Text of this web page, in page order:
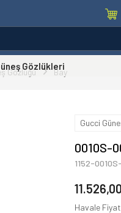
Gözlükleri
Gözlüğü Bay
Gucci
0010S-
1152-
Havale